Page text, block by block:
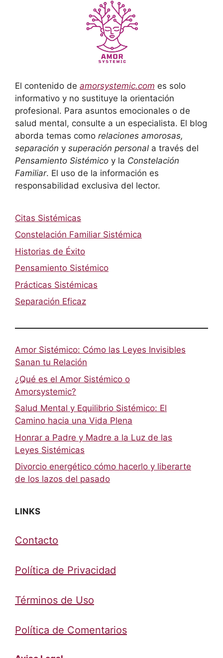
El contenido de amorsystemic.com es solo
informativo y no sustituye la orientación
profesional. Para asuntos emocionales o de
salud mental, consulte a un especialista. El blog
aborda temas como relaciones amorosas,
separación y superación personal a través del
Pensamiento Sistémico y la Constelación
Familiar. El uso de la información es
responsabilidad exclusiva del lector.
Citas Sistémicas
Constelación Familiar Sistémica
Historias de Éxito
Pensamiento Sistémico
Prácticas Sistémicas
Separación Eficaz
Amor Sistémico: Cómo las Leyes Invisibles
Sanan tu Relación
¿Qué es el Amor Sistémico o
Amorsystemic?
Salud Mental y Equilibrio Sistémico: El
Camino hacia una Vida Plena
Honrar a Padre y Madre a la Luz de las
Leyes Sistémicas
Divorcio energético cómo hacerlo y liberarte
de los lazos del pasado
LINKS
Contacto
Política de Privacidad
Términos de Uso
Política de Comentarios